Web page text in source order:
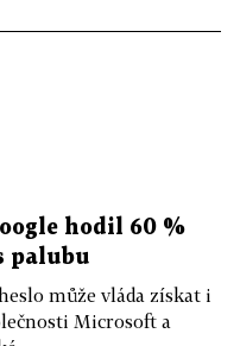
hodil 60 %
palubu
může vláda získat i
Microsoft a